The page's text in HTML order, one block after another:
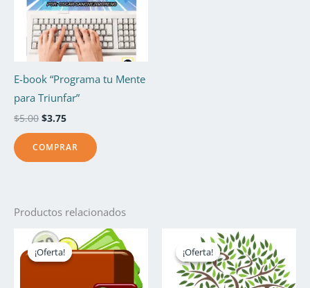
E-book “Programa tu Mente
para Triunfar”
$5.00 $3.75
COMPRAR
Productos relacionados
¡Oferta!
¡Oferta!
El
precio
original
precio
actual
¡Oferta!
¡Oferta!
precio
original
era:
$60.00.
El
precio
actual
es:
$50.00.